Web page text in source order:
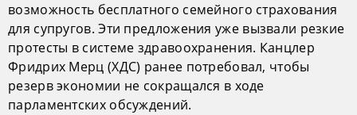
возможность бесплатного семейного страхования
для супругов. Эти предложения уже вызвали резкие
протесты в системе здравоохранения. Канцлер
Фридрих Мерц (ХДС) ранее потребовал, чтобы
резерв экономии не сокращался в ходе
парламентских обсуждений.